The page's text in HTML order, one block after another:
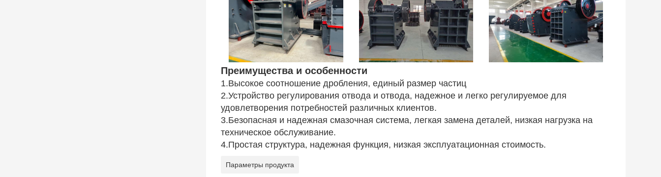
Преимущества и особенности
1.Высокое соотношение дробления, единый размер частиц
2.Устройство регулирования отвода и отвода, надежное и легко регулируемое для
удовлетворения потребностей различных клиентов.
3.Безопасная и надежная смазочная система, легкая замена деталей, низкая нагрузка на
техническое обслуживание.
4.Простая структура, надежная функция, низкая эксплуатационная стоимость.
Параметры продукта